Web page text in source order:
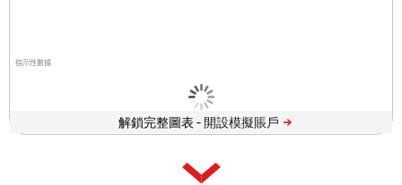
指示性數據
解鎖完整圖表 -